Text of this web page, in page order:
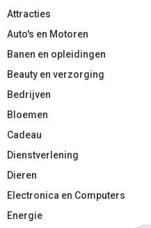
Attracties
Auto's en Motoren
Banen en opleidingen
Beauty en verzorging
Bedrijven
Bloemen
Cadeau
Dienstverlening
Dieren
Electronica en Computers
Energie